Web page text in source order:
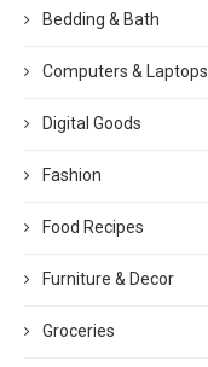
Bedding & Bath
Computers & Laptops
Digital Goods
Fashion
Food Recipes
Furniture & Decor
Groceries